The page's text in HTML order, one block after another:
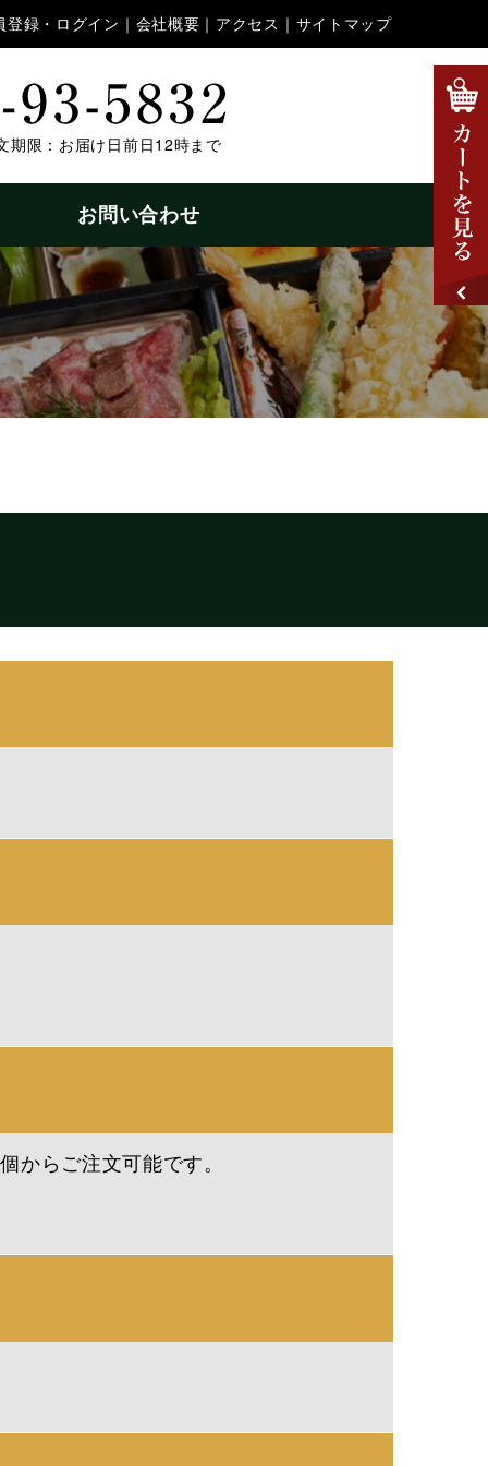
登録・ログイン 会社概要 アクセス サイトマップ
限：お届け日前日12時まで
お問い合わせ
からご注文可能です。